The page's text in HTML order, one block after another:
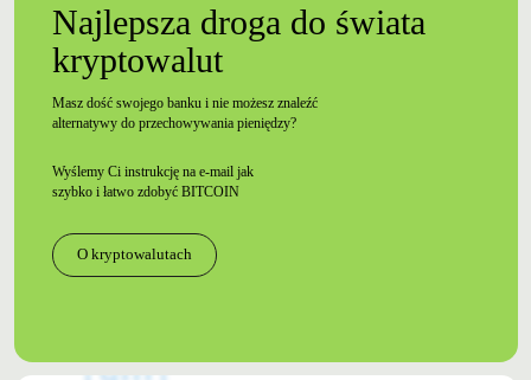
Najlepsza droga do świata
kryptowalut
Masz dość swojego banku i nie możesz znaleźć
alternatywy do przechowywania pieniędzy?
Wyślemy Ci instrukcję na e-mail jak
szybko i łatwo zdobyć BITCOIN
O kryptowalutach